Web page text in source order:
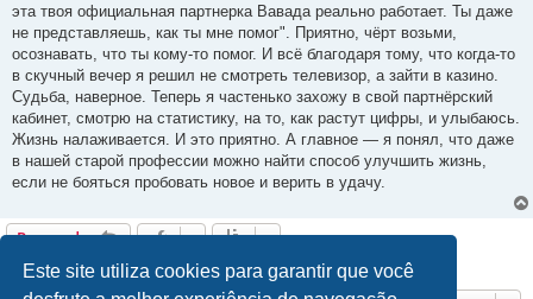
Este site utiliza cookies para garantir que você
эта твоя официальная партнерка Вавада реально работает. Ты даже
не представляешь, как ты мне помог". Приятно, чёрт возьми,
осознавать, что ты кому-то помог. И всё благодаря тому, что когда-то
в скучный вечер я решил не смотреть телевизор, а зайти в казино.
Судьба, наверное. Теперь я частенько захожу в свой партнёрский
кабинет, смотрю на статистику, на то, как растут цифры, и улыбаюсь.
Жизнь налаживается. И это приятно. А главное — я понял, что даже
в нашей старой профессии можно найти способ улучшить жизнь,
если не бояться пробовать новое и верить в удачу.
Responder
2 mensagens • Página1de1